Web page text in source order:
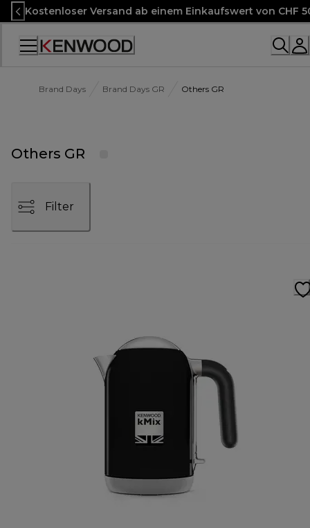
Skip
to
Content
Kostenloser Versand ab einem Einkaufswert von CHF
Accessibility
Brand Days Brand Days GR Others GR
Others GR
Filter